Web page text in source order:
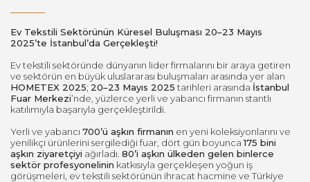
Ev Tekstili Sektörünün Küresel Buluşması 20–23 Mayıs
2025’te İstanbul’da Gerçekleşti!
Ev tekstili sektöründe dünyanın lider firmalarını bir araya getiren
ve sektörün en büyük uluslararası buluşmaları arasında yer alan
HOMETEX 2025; 20–23 Mayıs 2025 tarihleri arasında İstanbul
Fuar Merkezi’nde, yüzlerce yerli ve yabancı firmanın stantlı
katılımıyla başarıyla gerçekleştirildi.
Yerli ve yabancı 700’ü aşkın firmanın en yeni koleksiyonlarını ve
yenilikçi ürünlerini sergilediği fuar, dört gün boyunca175 bini
aşkın ziyaretçiyi ağırladı. 80’i aşkın ülkeden gelen binlerce
sektör profesyonelinin katkısıyla gerçekleşen yoğun iş
görüşmeleri, ev tekstili sektörünün ihracat hacmine ve Türkiye